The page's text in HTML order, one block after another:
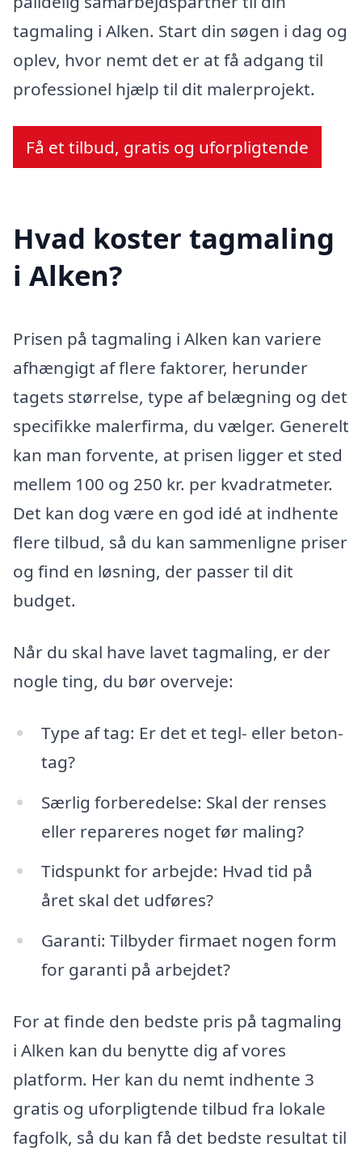
tagmaling i Alken. Start din søgen i dag og
oplev, hvor nemt det er at få adgang til
professionel hjælp til dit malerprojekt.
Få et tilbud, gratis og uforpligtende
Hvad koster tagmaling
i Alken?
Prisen på tagmaling i Alken kan variere
afhængigt af flere faktorer, herunder
tagets størrelse, type af belægning og det
specifikke malerfirma, du vælger. Generelt
kan man forvente, at prisen ligger et sted
mellem 100 og 250 kr. per kvadratmeter.
Det kan dog være en god idé at indhente
flere tilbud, så du kan sammenligne priser
og find en løsning, der passer til dit
budget.
Når du skal have lavet tagmaling, er der
nogle ting, du bør overveje:
Type af tag: Er det et tegl- eller beton-
tag?
Særlig forberedelse: Skal der renses
eller repareres noget før maling?
Tidspunkt for arbejde: Hvad tid på
året skal det udføres?
Garanti: Tilbyder firmaet nogen form
for garanti på arbejdet?
For at finde den bedste pris på tagmaling
i Alken kan du benytte dig af vores
platform. Her kan du nemt indhente 3
gratis og uforpligtende tilbud fra lokale
fagfolk, så du kan få det bedste resultat til